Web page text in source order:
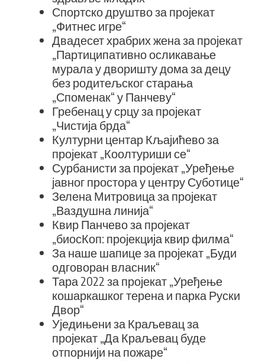
Спортско друштво за пројекат
„Фитнес игре“
Двадесет храбрих жена за пројекат
„Партиципативно осликавање
мурала у дворишту дома за децу
без родитељског старања
„Споменак“ у Панчеву“
Гребенац у срцу за пројекат
„Чистија брда“
Културни центар Кљајићево за
пројекат „Коолтуриши се“
Сурбанисти за пројекат „Уређење
јавног простора у центру Суботице“
Зелена Митровица за пројекат
„Ваздушна линија“
Квир Панчево за пројекат
„биосКоп: пројекција квир филма“
За наше шапице за пројекат „Буди
одговоран власник“
Тара 2022 за пројекат „Уређење
кошаркашког терена и парка Руски
Двор“
Уједињени за Краљевац за
пројекат „Да Краљевац буде
отпорнији на пожаре“